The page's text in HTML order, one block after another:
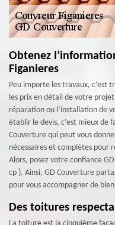
Obtenez
Figanieres
Peu importe les travaux, c’est
les prix en détail de votre
réparation ou l’installation de
établir le devis, c’est mieux de
Couverture qui peut vous
nécessaires et complètes pour
Alors, posez votre confiance
cp }. Ainsi, GD Couverture
pour vous accompagner de
Des toitures